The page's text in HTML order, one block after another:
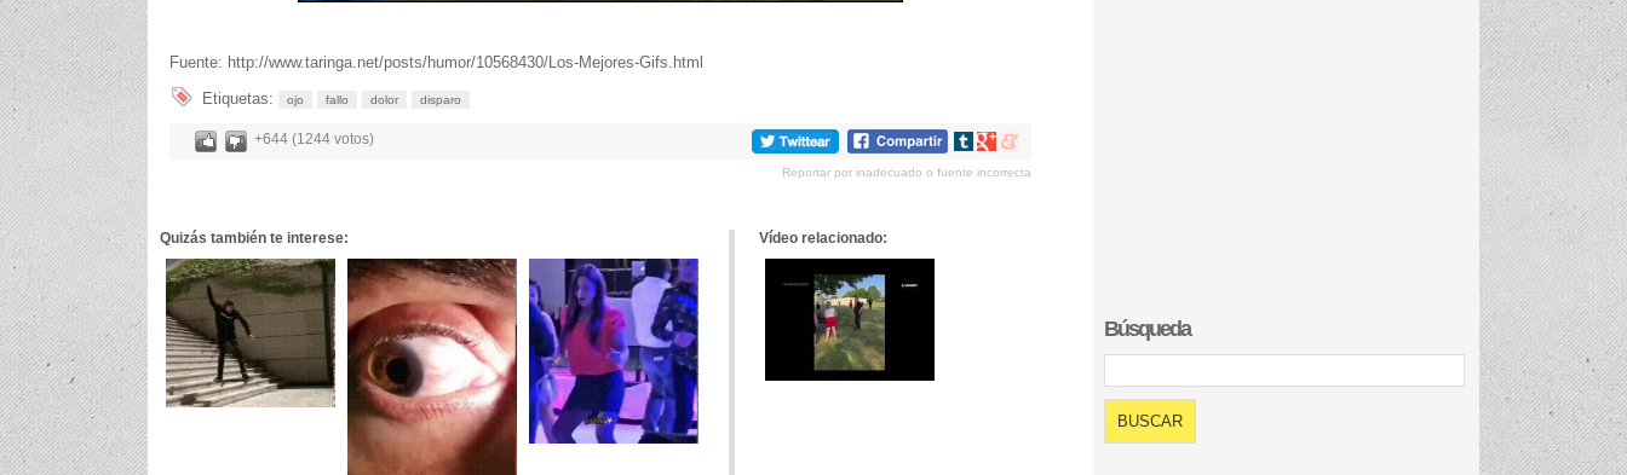
Fuente: http://www.taringa.net/posts/humor/10568430/Los-Mejores-Gifs.html
Etiquetas:
ojo fallo dolor disparo
+644 (1244 votos)
Compartir
tumblr
Compartir
Google+
Compartir
meneame
Reportar por inadecuado o fuente incorrecta
Quizás también te interese: Vídeo relacionado:
Búsqueda